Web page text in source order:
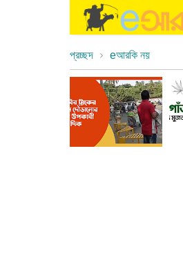
প্রচ্ছদ eআরকি নয়